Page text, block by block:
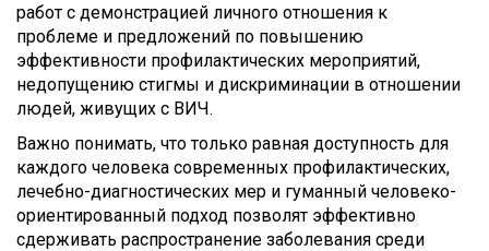
работ с демонстрацией личного отношения к
проблеме и предложений по повышению
эффективности профилактических мероприятий,
недопущению стигмы и дискриминации в отношении
людей, живущих с ВИЧ.
Важно понимать, что только равная доступность для
каждого человека современных профилактических,
лечебно-диагностических мер и гуманный человеко-
ориентированный подход позволят эффективно
сдерживать распространение заболевания среди